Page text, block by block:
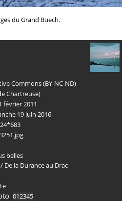
du Grand Buech.
Commons (BY-NC-ND)
Chartreuse)
février 2011
19 juin 2016
belles
/ De la Durance au Drac